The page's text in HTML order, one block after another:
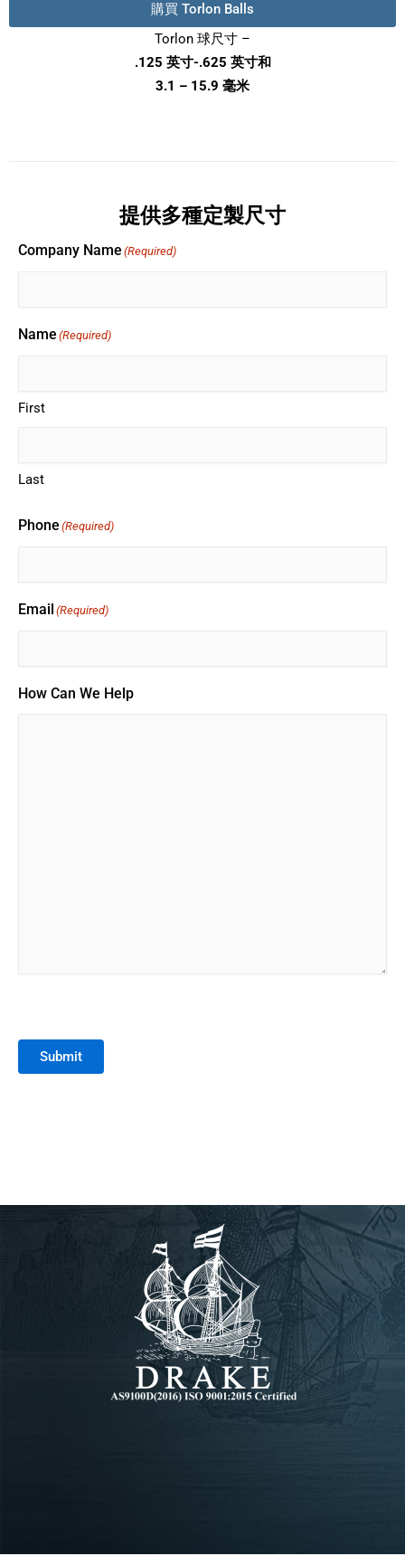
購買 Torlon Balls
Torlon 球尺寸 –
.125 英寸-.625 英寸和
3.1 – 15.9 毫米
提供多種定製尺寸
Company Name (Required)
Name (Required)
First
Last
Phone (Required)
Email (Required)
How Can We Help
Submit